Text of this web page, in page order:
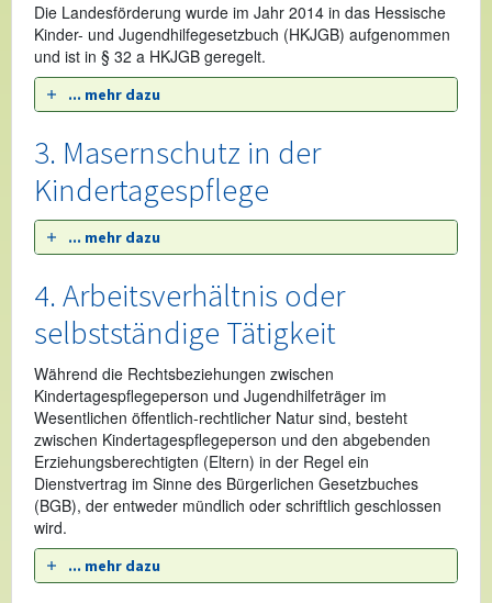
Die Landesförderung wurde im Jahr 2014 in das Hessische
Kinder- und Jugendhilfegesetzbuch (HKJGB) aufgenommen
und ist in § 32 a HKJGB geregelt.
... mehr dazu
3. Masernschutz in der
Kindertagespflege
... mehr dazu
4. Arbeitsverhältnis oder
selbstständige Tätigkeit
Während die Rechtsbeziehungen zwischen
Kindertagespflegeperson und Jugendhilfeträger im
Wesentlichen öffentlich-rechtlicher Natur sind, besteht
zwischen Kindertagespflegeperson und den abgebenden
Erziehungsberechtigten (Eltern) in der Regel ein
Dienstvertrag im Sinne des Bürgerlichen Gesetzbuches
(BGB), der entweder mündlich oder schriftlich geschlossen
wird.
... mehr dazu